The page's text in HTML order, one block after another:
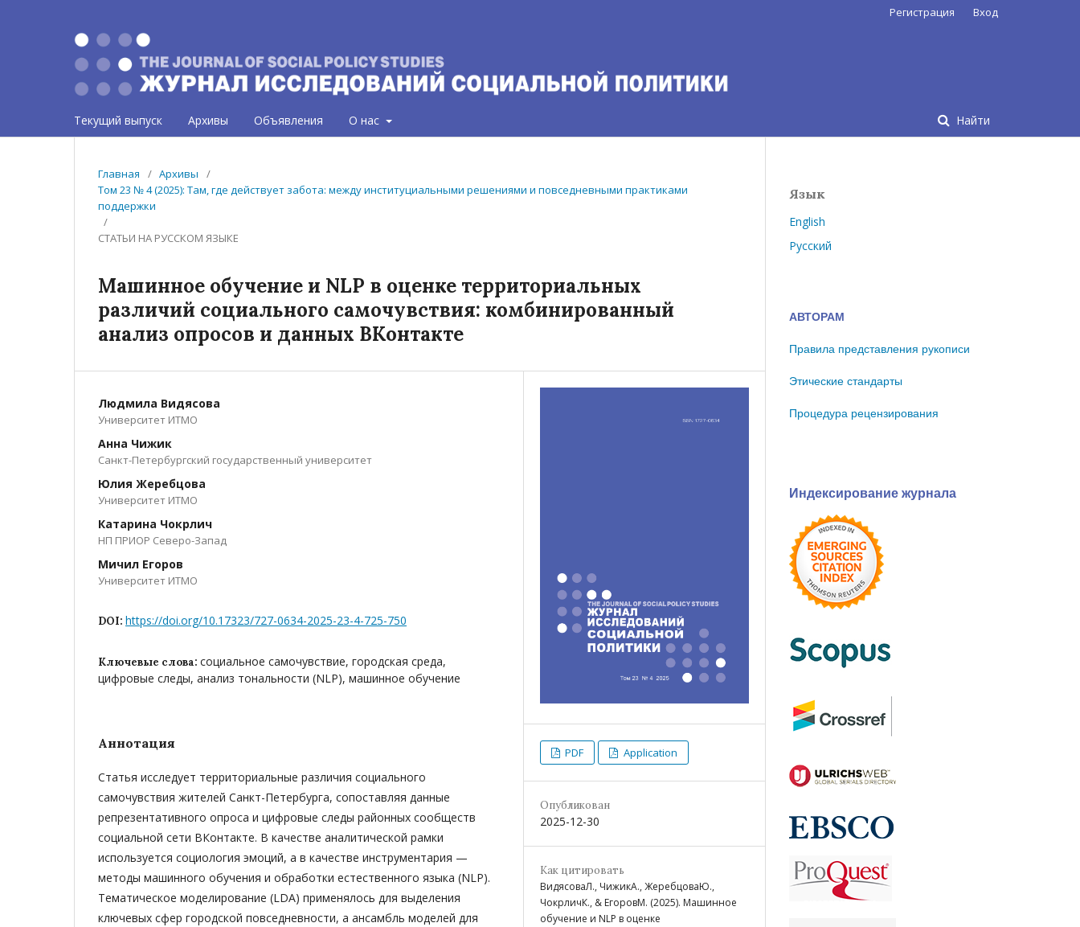
Текущий выпуск Архивы Объявления О нас Найти
Регистрация Вход
Главная / Архивы
/
Том 23 № 4 (2025): Там, где действует забота: между институциальными решениями и повседневными практиками
поддержки
/
СТАТЬИ НА РУССКОМ ЯЗЫКЕ
Машинное обучение и NLP в оценке территориальных
различий социального самочувствия: комбинированный
анализ опросов и данных ВКонтакте
Людмила Видясова
Университет ИТМО
Анна Чижик
Санкт-Петербургский государственный университет
Юлия Жеребцова
Университет ИТМО
Катарина Чокрлич
НП ПРИОР Северо-Запад
Мичил Егоров
Университет ИТМО
DOI: https://doi.org/10.17323/727-0634-2025-23-4-725-750
Ключевые слова: социальное самочувствие, городская среда,
цифровые следы, анализ тональности (NLP), машинное обучение
Аннотация
Статья исследует территориальные различия социального
самочувствия жителей Санкт-­Петербурга, сопоставляя данные
репрезентативного опроса и цифровые следы районных сообществ
социальной сети ВКонтакте. В качестве аналитической рамки
используется социология эмоций, а в качестве инструментария —
методы машинного обучения и обработки естественного языка (NLP).
Тематическое моделирование (LDA) применялось для выделения
ключевых сфер городской повседневности, а ансамбль моделей для
PDF Application
Опубликован
2025-12-30
Как цитировать
ВидясоваЛ., ЧижикА., ЖеребцоваЮ.,
ЧокрличК., & ЕгоровМ. (2025). Машинное
обучение и NLP в оценке
Язык
English
Русский
АВТОРАМ
Правила представления рукописи
Этические стандарты
Процедура рецензирования
Индексирование журнала